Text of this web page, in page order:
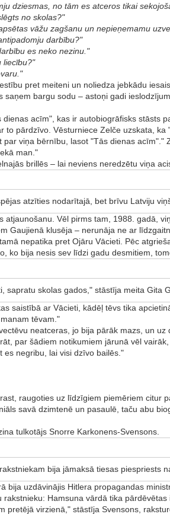
dziesmas, no tām es atceros tikai
no skolas?"
vāžu zagšanu un nepieņemamu
darbību?"
es neko nezinu."
liecību?"
pret meiteni un noliedza jebkādu
bargu sodu – astoņi gadi
acīm", kas ir autobiogrāfisks stāsts
to pārdzīvo. Vēsturniece Zelče uzskata,
viņa bērnību, lasot "Tās dienas
man."
brillēs – lai neviens neredzētu viņa
atzīties nodarītajā, bet brīvu Latviju
atjaunošanu. Vēl pirms tam, 1988. gadā,
Gaujienā klusēja – nerunāja ne ar
nepatika pret Ojāru Vācieti. Pēc
ko bija nesis sev līdzi gadu desmitiem,
sapratu skolas gados," stāstīja meita Gita
saistībā ar Vācieti, kādēļ tēvs tika
tēvam."
neatceras, jo bija pārāk mazs, un
par šādiem notikumiem jārunā vēl
es negribu, lai visi dzīvo bailēs."
raugoties uz līdzīgiem piemēriem
savā dzimtenē un pasaulē, taču abu
tulkotājs Snorre Karkonens-Svensons.
bija jāmaksā tiesas piespriests
bija uzdāvinājis Hitlera propagandas
Hamsuna vārdā tika
pretējā virzienā," stāstīja Svensons,